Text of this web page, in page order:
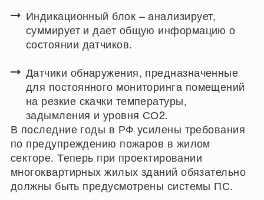
Индикационный блок – анализирует,
суммирует и дает общую информацию о
состоянии датчиков.
Датчики обнаружения, предназначенные
для постоянного мониторинга помещений
на резкие скачки температуры,
задымления и уровня СО2.
В последние годы в РФ усилены требования
по предупреждению пожаров в жилом
секторе. Теперь при проектировании
многоквартирных жилых зданий обязательно
должны быть предусмотрены системы ПС.